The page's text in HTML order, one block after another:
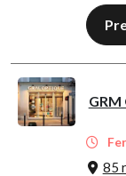
GRM
85